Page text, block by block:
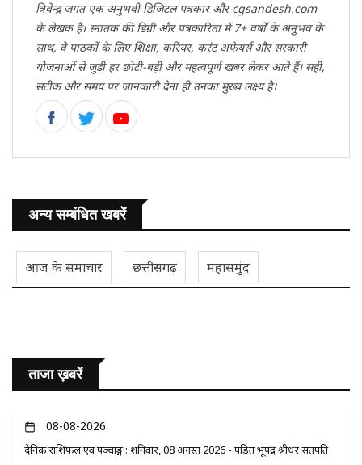
त्रिवेन्द्र जगत एक अनुभवी डिजिटल पत्रकार और cgsandesh.com
के लेखक हैं। स्नातक की डिग्री और पत्रकारिता में 7+ वर्षों के अनुभव के
साथ, वे पाठकों के लिए शिक्षा, करियर, करंट अफेयर्स और सरकारी
योजनाओं से जुड़ी हर छोटी-बड़ी और महत्वपूर्ण खबर लेकर आते हैं। सही,
सटीक और समय पर जानकारी देना ही उनका मुख्य लक्ष्य है।
अन्य सम्बंधित खबरें
आज के समाचार छत्तीसगढ़ महासमुंद
ताजा ख़बरें
08-08-2026
दैनिक राशिफल एवं पञ्चाङ्ग : शनिवार, 08 अगस्त 2026 - पंडित भूपेंद्र श्रीधर सतपति